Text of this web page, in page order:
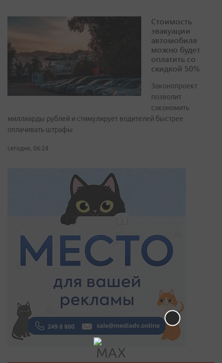
Стоимость
эвакуации
автомобиля
можно будет
оплатить со
скидкой 50%
Законопроект
позволит
сэкономить
миллиарды рублей и стимулирует водителей быстрее
оплачивать штрафы
сегодня, 06:24